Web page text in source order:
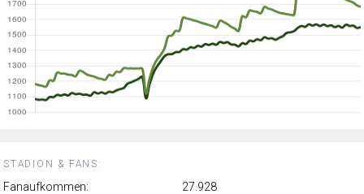
STADION & FANS:
Fanaufkommen:
27.928